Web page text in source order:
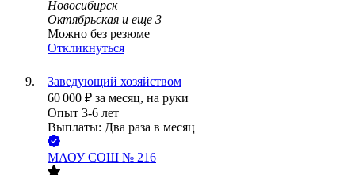
Новосибирск
Октябрьская и еще 3
Можно без резюме
Откликнуться
Заведующий хозяйством
60 000 ₽ за месяц, на руки
Опыт 3-6 лет
Выплаты: Два раза в месяц
МАОУ СОШ № 216